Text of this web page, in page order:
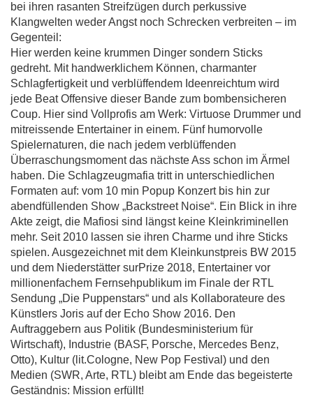
bei ihren rasanten Streifzügen durch perkussive
Klangwelten weder Angst noch Schrecken verbreiten – im
Gegenteil:
Hier werden keine krummen Dinger sondern Sticks
gedreht. Mit handwerklichem Können, charmanter
Schlagfertigkeit und verblüffendem Ideenreichtum wird
jede Beat Offensive dieser Bande zum bombensicheren
Coup. Hier sind Vollprofis am Werk: Virtuose Drummer und
mitreissende Entertainer in einem. Fünf humorvolle
Spielernaturen, die nach jedem verblüffenden
Überraschungsmoment das nächste Ass schon im Ärmel
haben. Die Schlagzeugmafia tritt in unterschiedlichen
Formaten auf: vom 10 min Popup Konzert bis hin zur
abendfüllenden Show „Backstreet Noise“. Ein Blick in ihre
Akte zeigt, die Mafiosi sind längst keine Kleinkriminellen
mehr. Seit 2010 lassen sie ihren Charme und ihre Sticks
spielen. Ausgezeichnet mit dem Kleinkunstpreis BW 2015
und dem Niederstätter surPrize 2018, Entertainer vor
millionenfachem Fernsehpublikum im Finale der RTL
Sendung „Die Puppenstars“ und als Kollaborateure des
Künstlers Joris auf der Echo Show 2016. Den
Auftraggebern aus Politik (Bundesministerium für
Wirtschaft), Industrie (BASF, Porsche, Mercedes Benz,
Otto), Kultur (lit.Cologne, New Pop Festival) und den
Medien (SWR, Arte, RTL) bleibt am Ende das begeisterte
Geständnis: Mission erfüllt!